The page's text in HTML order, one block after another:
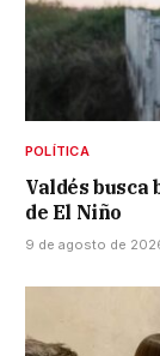
POLÍTICA
Valdés
de El Niño
9 de agosto de